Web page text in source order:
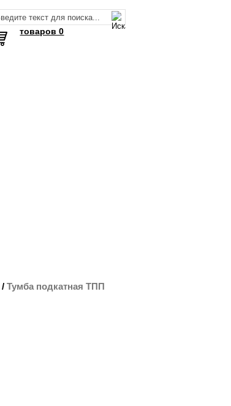
товаров 0
/ Тумба подкатная ТПП